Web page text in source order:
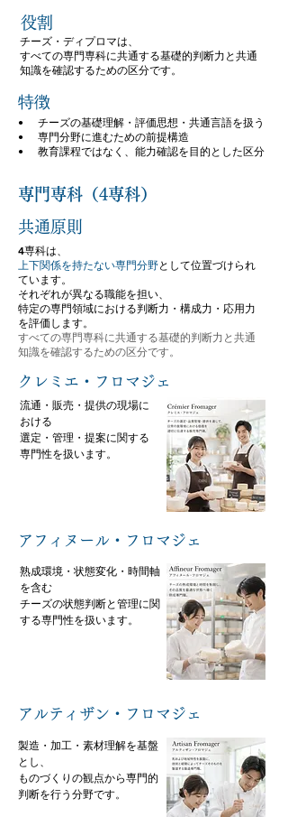
役割
チーズ・ディプロマは、
すべての専門専科に共通する基礎的判断力と共通
知識を確認するための区分です。
特徴
• チーズの基礎理解・評価思想・共通言語を扱う
• 専門分野に進むための前提構造
• 教育課程ではなく、能力確認を目的とした区分
専門専科（4専科）
共通原則
4専科は、
上下関係を持たない専門分野として位置づけられ
ています。
それぞれが異なる職能を担い、
特定の専門領域における判断力・構成力・応用力
を評価します。
すべての専門専科に共通する基礎的判断力と共通
知識を確認するための区分です。
クレミエ・フロマジェ
流通・販売・提供の現場に
おける
選定・管理・提案に関する
専門性を扱います。​
アフィヌール・フロマジェ
熟成環境・状態変化・時間軸
を含む
チーズの状態判断と管理に関
する専門性を扱います。
アルティザン・フロマジェ
製造・加工・素材理解を基盤
とし、
ものづくりの観点から専門的
判断を行う分野です。